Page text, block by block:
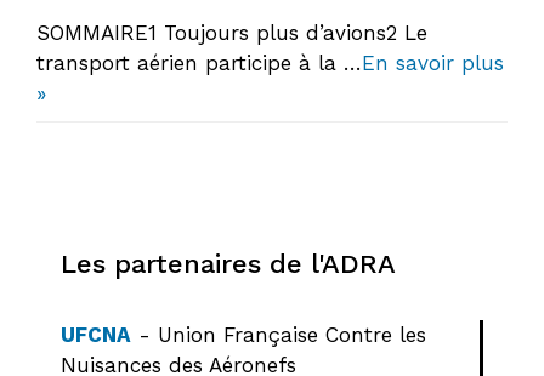
SOMMAIRE1 Toujours plus d’avions2 Le
transport aérien participe à la …En savoir plus
»
Les partenaires de l'ADRA
UFCNA - Union Française Contre les
Nuisances des Aéronefs